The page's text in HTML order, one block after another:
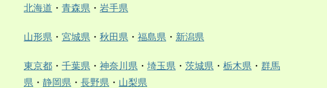
北海道 ・ 青森県 ・ 岩手県
山形県 ・ 宮城県 ・ 秋田県 ・ 福島県 ・ 新潟県
東京都 ・ 千葉県 ・ 神奈川県 ・ 埼玉県 ・ 茨城県 ・ 栃木県 ・ 群馬
県 ・ 静岡県 ・ 長野県 ・ 山梨県